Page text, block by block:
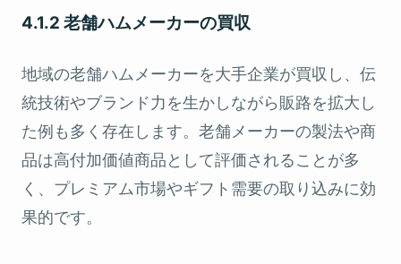
4.1.2 老舗ハムメーカーの買収
地域の老舗ハムメーカーを大手企業が買収し、伝
統技術やブランド力を生かしながら販路を拡大し
た例も多く存在します。老舗メーカーの製法や商
品は高付加価値商品として評価されることが多
く、プレミアム市場やギフト需要の取り込みに効
果的です。